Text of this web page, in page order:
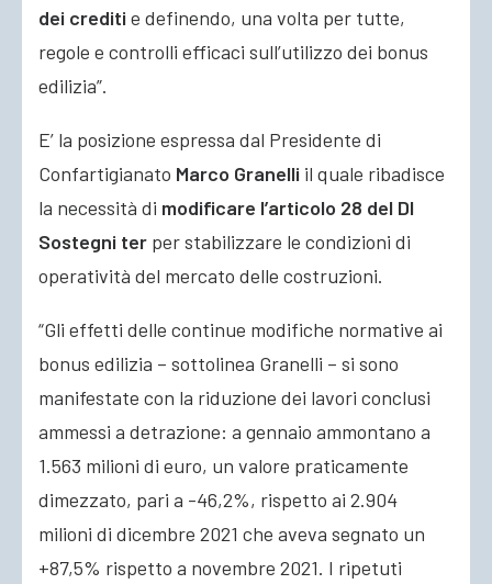
dei crediti e definendo, una volta per tutte,
regole e controlli efficaci sull’utilizzo dei bonus
edilizia”.
E’ la posizione espressa dal Presidente di
Confartigianato Marco Granelli il quale ribadisce
la necessità di modificare l’articolo 28 del Dl
Sostegni ter per stabilizzare le condizioni di
operatività del mercato delle costruzioni.
“Gli effetti delle continue modifiche normative ai
bonus edilizia – sottolinea Granelli – si sono
manifestate con la riduzione dei lavori conclusi
ammessi a detrazione: a gennaio ammontano a
1.563 milioni di euro, un valore praticamente
dimezzato, pari a -46,2%, rispetto ai 2.904
milioni di dicembre 2021 che aveva segnato un
+87,5% rispetto a novembre 2021. I ripetuti